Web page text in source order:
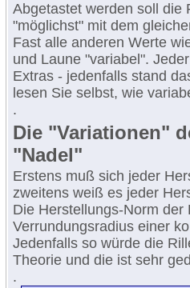
Abgetastet werden soll die
"möglichst" mit dem
Fast alle anderen Werte
und Laune "variabel".
Extras - jedenfalls stand
lesen Sie selbst, wie
.
Die "Variationen"
"Nadel"
Erstens muß sich jeder
zweitens weiß es jeder
Die Herstellungs-Norm
Verrundungsradius einer
Jedenfalls so würde die
Theorie und die ist sehr
.